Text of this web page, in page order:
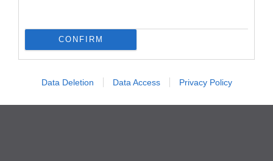
CONFIRM
Data Deletion Data Access Privacy Policy